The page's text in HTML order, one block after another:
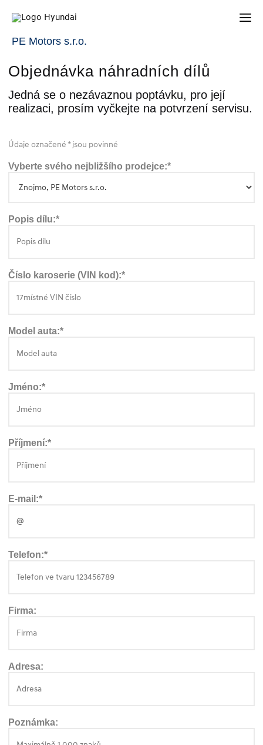
PE Motors s.r.o.
Objednávka náhradních dílů
Jedná se o nezávaznou poptávku, pro její
realizaci, prosím vyčkejte na potvrzení servisu.
Údaje označené * jsou povinné
Vyberte svého nejbližšího prodejce:*
Popis dílu:*
Číslo karoserie (VIN kod):*
Model auta:*
Jméno:*
Příjmení:*
E-mail:*
Telefon:*
Firma:
Adresa:
Poznámka: